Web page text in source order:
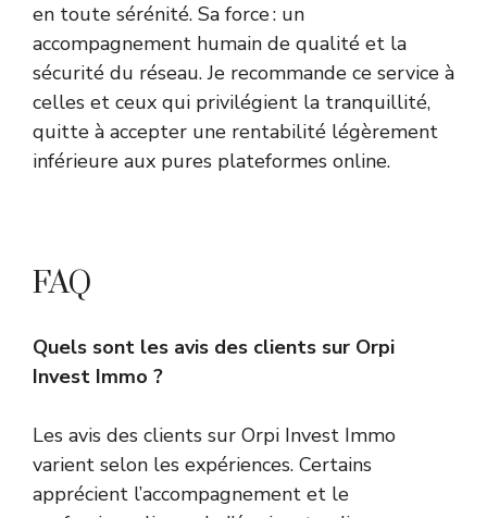
en toute sérénité. Sa force : un
accompagnement humain de qualité et la
sécurité du réseau. Je recommande ce service à
celles et ceux qui privilégient la tranquillité,
quitte à accepter une rentabilité légèrement
inférieure aux pures plateformes online.
FAQ
Quels sont les avis des clients sur Orpi
Invest Immo ?
Les avis des clients sur Orpi Invest Immo
varient selon les expériences. Certains
apprécient l’accompagnement et le